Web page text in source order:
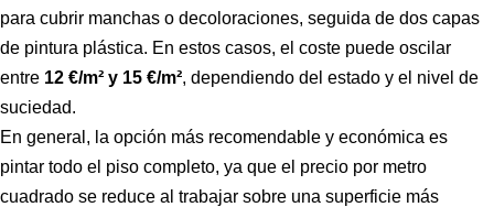
para cubrir manchas o decoloraciones, seguida de dos capas
de pintura plástica. En estos casos, el coste puede oscilar
entre 12 €/m² y 15 €/m², dependiendo del estado y el nivel de
suciedad.
En general, la opción más recomendable y económica es
pintar todo el piso completo, ya que el precio por metro
cuadrado se reduce al trabajar sobre una superficie más